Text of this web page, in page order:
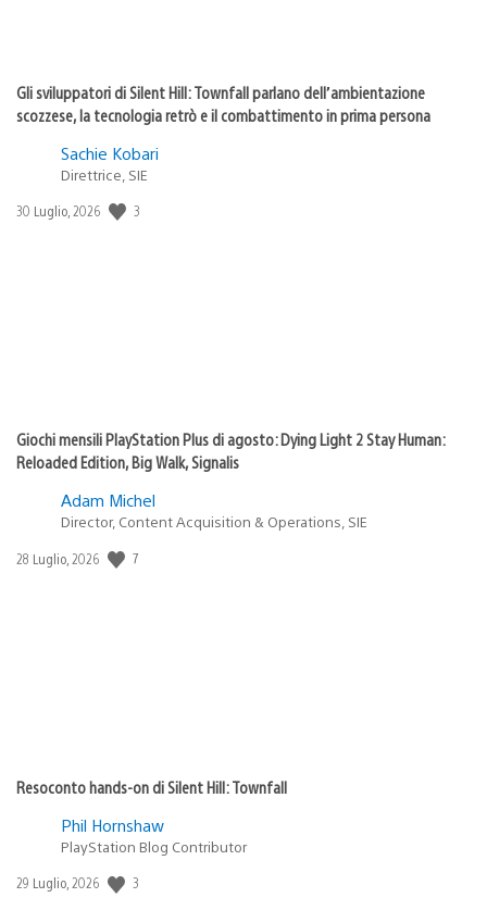
Gli sviluppatori di Silent Hill: Townfall parlano dell’ambientazione
scozzese, la tecnologia retrò e il combattimento in prima persona
Sachie Kobari
Direttrice, SIE
Data
30 Luglio, 2026 3
Giochi mensili PlayStation Plus di agosto: Dying Light 2 Stay Human:
Reloaded Edition, Big Walk, Signalis
Adam Michel
Director, Content Acquisition & Operations, SIE
Data
28 Luglio, 2026 7
Resoconto hands-on di Silent Hill: Townfall
Phil Hornshaw
PlayStation Blog Contributor
Data
29 Luglio, 2026 3